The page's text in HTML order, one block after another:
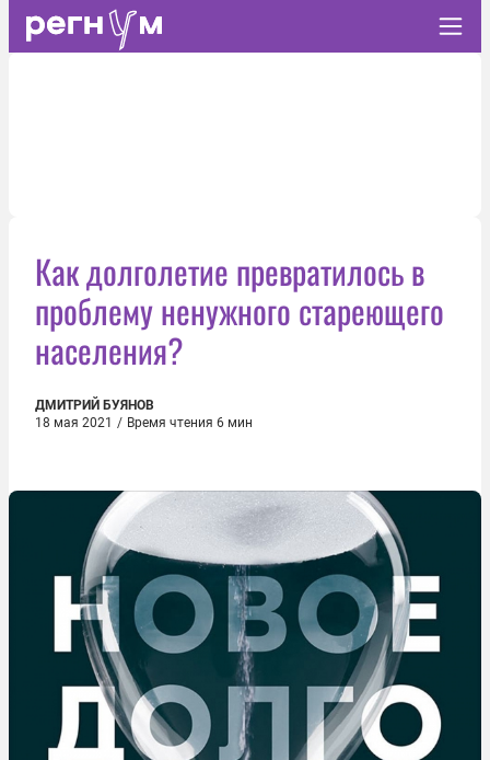
Как долголетие превратилось в
проблему ненужного стареющего
населения?
ДМИТРИЙ БУЯНОВ
18 мая 2021 / Время чтения 6 мин